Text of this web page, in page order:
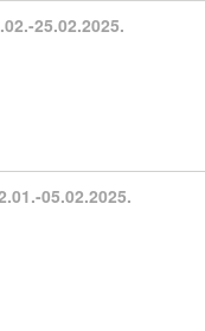
25.02.2025.
05.02.2025.